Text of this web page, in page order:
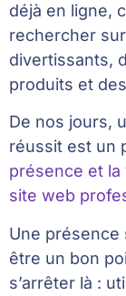
déjà en ligne,
rechercher
divertissants,
produits et
De nos jours,
réussit est un
présence et
site web
Une présence
être un bon
s’arrêter là :